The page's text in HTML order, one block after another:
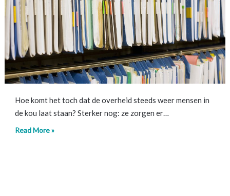
Hoe komt het toch dat de overheid steeds weer mensen in
de kou laat staan? Sterker nog: ze zorgen er…
Read More »